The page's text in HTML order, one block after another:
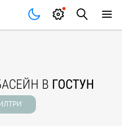
В ГОСТУН